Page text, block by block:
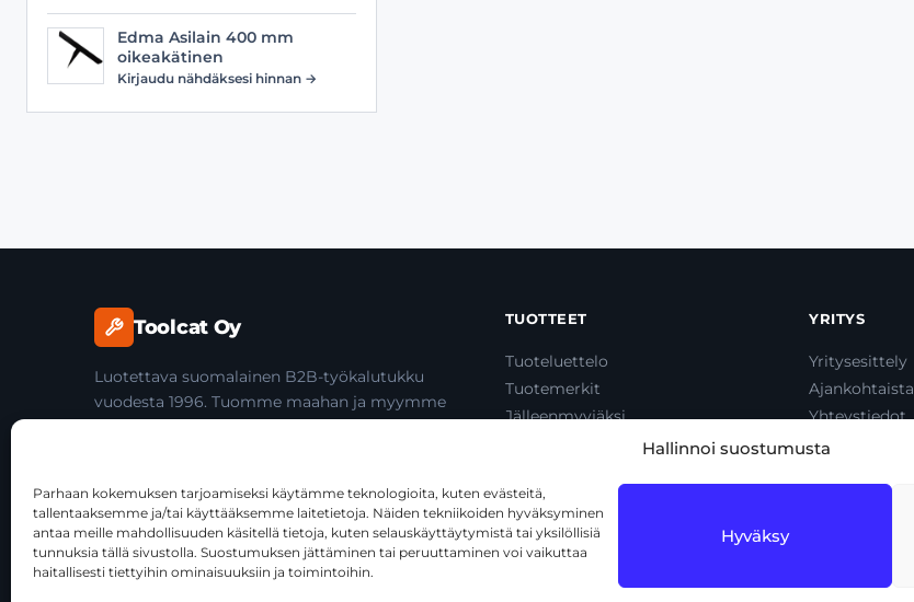
Hallinnoi suostumusta
Parhaan kokemuksen tarjoamiseksi käytämme teknologioita, kuten evästeitä,
tallentaaksemme ja/tai käyttääksemme laitetietoja. Näiden tekniikoiden hyväksyminen
antaa meille mahdollisuuden käsitellä tietoja, kuten selauskäyttäytymistä tai yksilöllisiä
tunnuksia tällä sivustolla. Suostumuksen jättäminen tai peruuttaminen voi vaikuttaa
haitallisesti tiettyihin ominaisuuksiin ja toimintoihin.
Hyväksy
Edma Asilain 400 mm
oikeakätinen
Kirjaudu nähdäksesi hinnan →
Toolcat Oy
Luotettava suomalainen B2B-työkalutukku
vuodesta 1996. Tuomme maahan ja myymme
TUOTTEET
Tuoteluettelo
Tuotemerkit
Jälleenmyyjäksi
YRITYS
Yritysesittely
Ajankohtaista
Yhteystiedot